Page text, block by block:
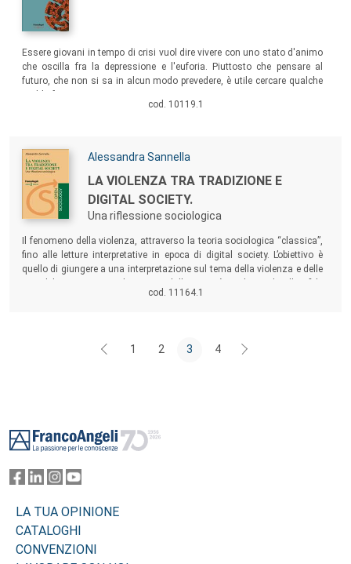
Essere giovani in tempo di crisi vuol dire vivere con uno stato d'animo
che oscilla fra la depressione e l'euforia. Piuttosto che pensare al
futuro, che non si sa in alcun modo prevedere, è utile cercare qualche
invisibili, perdute, rinviate, ridimensionate: quelle di una gioventù a
cod. 10119.1
Autori:
Alessandra Sannella
Titolo:
LA VIOLENZA TRA TRADIZIONE E
DIGITAL SOCIETY.
Una riflessione sociologica
Sommario:
Il fenomeno della violenza, attraverso la teoria sociologica “classica”,
fino alle letture interpretative in epoca di digital society. L’obiettivo è
quello di giungere a una interpretazione sul tema della violenza e delle
proposte dalla società contemporanea.
cod. 11164.1
1 2 3 4
LA TUA OPINIONE
CATALOGHI
CONVENZIONI